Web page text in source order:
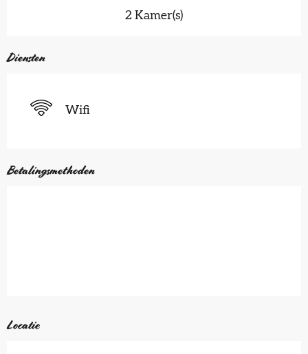
2 Kamer(s)
Diensten
Wifi
Betalingsmethoden
Locatie